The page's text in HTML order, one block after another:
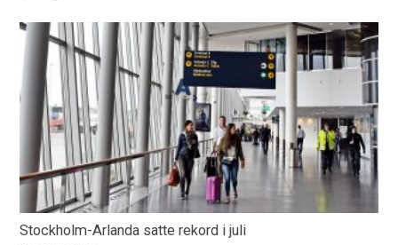
Stockholm-Arlanda satte rekord i juli